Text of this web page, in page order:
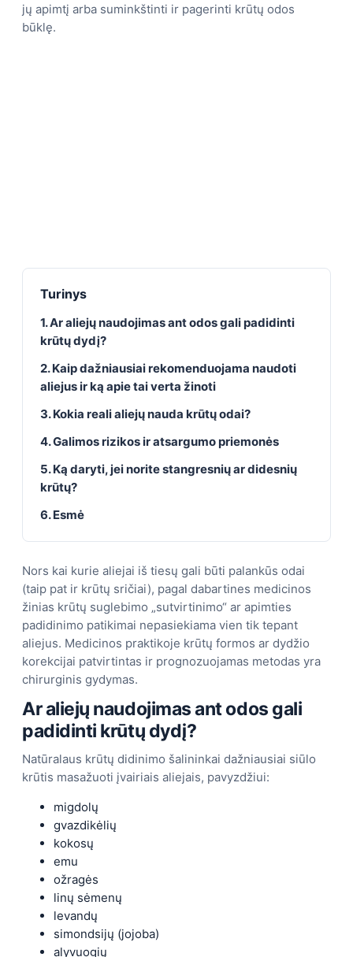
jų apimtį arba suminkštinti ir pagerinti krūtų odos
būklę.
Turinys
1. Ar aliejų naudojimas ant odos gali padidinti
krūtų dydį?
2. Kaip dažniausiai rekomenduojama naudoti
aliejus ir ką apie tai verta žinoti
3. Kokia reali aliejų nauda krūtų odai?
4. Galimos rizikos ir atsargumo priemonės
5. Ką daryti, jei norite stangresnių ar didesnių
krūtų?
6. Esmė
Nors kai kurie aliejai iš tiesų gali būti palankūs odai
(taip pat ir krūtų sričiai), pagal dabartines medicinos
žinias krūtų suglebimo „sutvirtinimo“ ar apimties
padidinimo patikimai nepasiekiama vien tik tepant
aliejus. Medicinos praktikoje krūtų formos ar dydžio
korekcijai patvirtintas ir prognozuojamas metodas yra
chirurginis gydymas.
Ar aliejų naudojimas ant odos gali
padidinti krūtų dydį?
Natūralaus krūtų didinimo šalininkai dažniausiai siūlo
krūtis masažuoti įvairiais aliejais, pavyzdžiui:
migdolų
gvazdikėlių
kokosų
emu
ožragės
linų sėmenų
levandų
simondsijų (jojoba)
alyvuogių